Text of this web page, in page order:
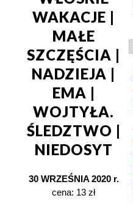
WAKACJE |
MAŁE
SZCZĘŚCIA |
NADZIEJA |
EMA |
WOJTYŁA.
ŚLEDZTWO |
NIEDOSYT
30 WRZEŚNIA 2020 r.
cena: 13 zł